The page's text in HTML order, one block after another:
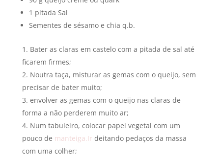
1 pitada Sal
Sementes de sésamo e chia q.b.
Bater as claras em castelo com a pitada de sal até
ficarem firmes;
Noutra taça, misturar as gemas com o queijo, sem
precisar de bater muito;
envolver as gemas com o queijo nas claras de
forma a não perderem muito ar;
Num tabuleiro, colocar papel vegetal com um
pouco de manteiga.Ir deitando pedaços da massa
com uma colher;